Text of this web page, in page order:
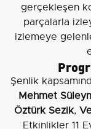
gerçekleşen
parçalarla
izlemeye
Şenlik
Mehmet
Öztürk Sezik,
Etkinlikler 11